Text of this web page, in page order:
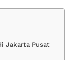
Jakarta Pusat